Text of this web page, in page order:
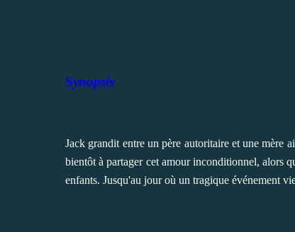
Synopsis
Jack grandit entre un père autoritaire et une mère
bientôt à partager cet amour inconditionnel, alors
enfants. Jusqu'au jour où un tragique événement